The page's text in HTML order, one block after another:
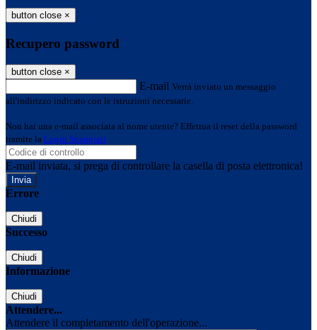
button close ×
Recupero password
button close ×
E-mail Verrà inviato un messaggio
all'indirizzo indicato con le istruzioni necessarie.
Non hai una e-mail associata al nome utente? Effettua il reset della password
tramite la Login Spaggiari
E-mail inviata, si prega di controllare la casella di posta elettronica!
Errore
Chiudi
Successo
Chiudi
Informazione
Chiudi
Attendere...
Attendere il completamento dell'operazione...